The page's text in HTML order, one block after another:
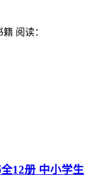
籍 阅读：
12册 中小学生